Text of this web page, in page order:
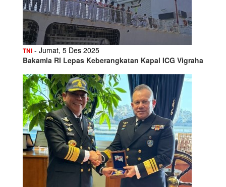
TNI - Jumat, 5 Des 2025
Bakamla RI Lepas Keberangkatan Kapal ICG Vigraha